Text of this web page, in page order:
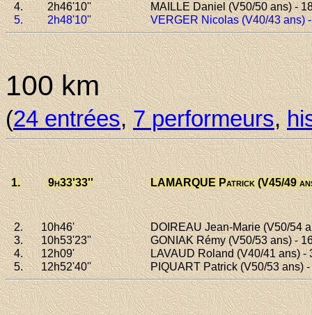
4.
2h46'10'' MAILLE Daniel (V50/50 ans) -
5.
2h48'10'' VERGER Nicolas(V40/43 ans)
100 km
(24 entrées,7 performeurs,
1. 9h33'33'' LAMARQUE Patrick(V45/49
2. 10h46' DOIREAU Jean-Marie(V50/54
3.
10h53'23'' GONIAK Rémy(V50/53 ans) -
4.
12h09' LAVAUD Roland(V40/41 ans) -
5.
12h52'40'' PIQUART Patrick(V50/53 ans) -